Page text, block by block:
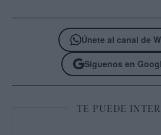
Únete al canal de
Síguenos en
TE PUEDE